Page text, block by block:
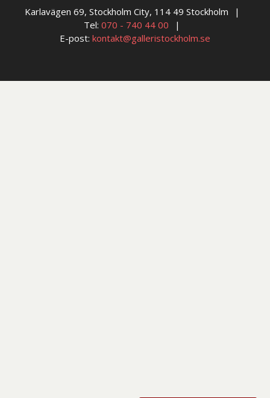
Karlavägen 69, Stockholm City, 114 49 Stockholm
Tel: 070 - 740 44 00
E-post: kontakt@galleristockholm.se